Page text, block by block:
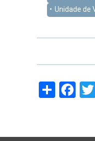
Unidade de
Share